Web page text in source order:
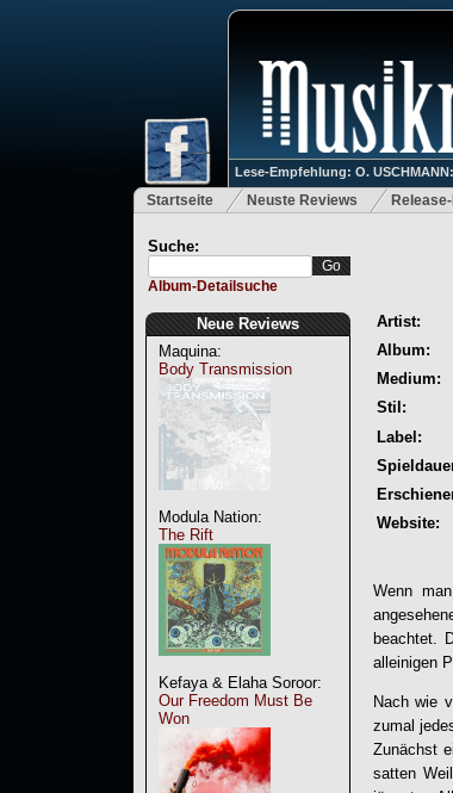
Lese-Empfehlung: O.
Startseite Neuste Reviews
Suche:
Album-Detailsuche
Neue Reviews
Maquina:
Body Transmission
Modula Nation:
The Rift
Kefaya & Elaha Soroor:
Our Freedom Must Be
Won
Artist:
Album:
Medium:
Stil:
Label:
Website:
Wenn
beachtet.
alleinigen
Nach wie
zumal
Zunächst
satten